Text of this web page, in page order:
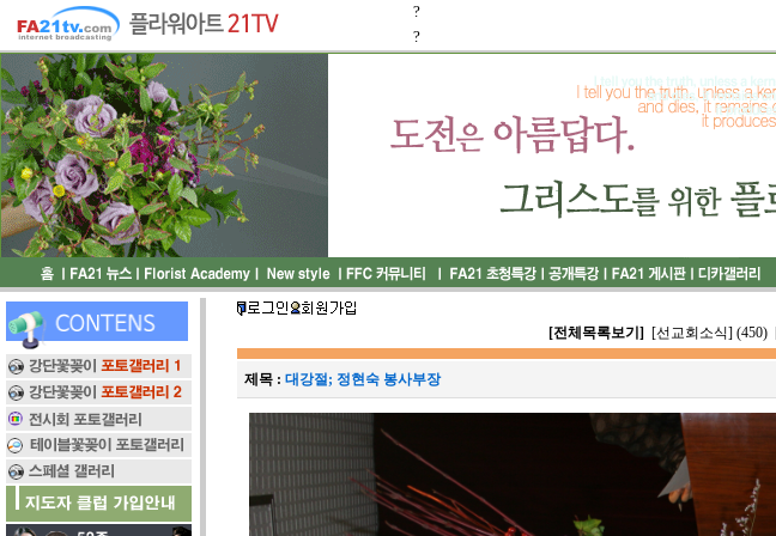
?
?
[전체목록보기] [선교회소식] (450)
제목 : 대강절; 정현숙 봉사부장